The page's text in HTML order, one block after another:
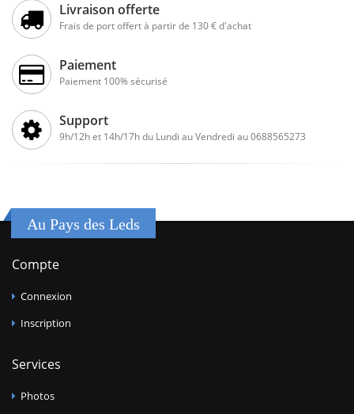
Livraison offerte
Frais de port offert à partir de 130 € d'achat
Paiement
Paiement 100% sécurisé
Support
9h/12h et 14h/17h du Lundi au Vendredi au 0688565273
Au Pays des Leds
Compte
Connexion
Inscription
Services
Photos